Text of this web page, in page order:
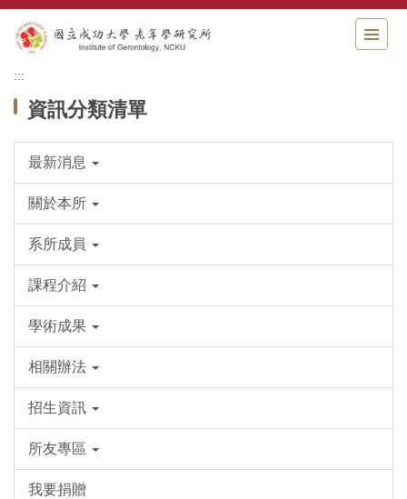
跳
到
主
:::
資訊分類清單
最新消息
關於本所
系所成員
課程介紹
學術成果
相關辦法
招生資訊
所友專區
我要捐贈